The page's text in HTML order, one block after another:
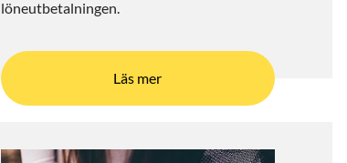
löneutbetalningen.
Läs mer